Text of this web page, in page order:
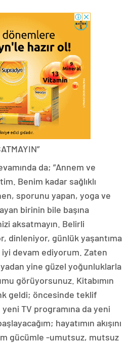
da; ”Annem ve
Benim kadar sağlıklı
sporunu yapan, yoga ve
birinin bile başına
aksatmayın. Belirli
dinleniyor, günlük yaşantıma
devam ediyorum. Zaten
yine güzel yoğunluklarla
görüyorsunuz. Kitabımın
geldi; öncesinde teklif
TV programına da yeni
hayatımın akışını
gücümle -umutsuz, mutsuz